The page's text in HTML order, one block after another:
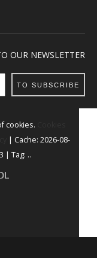
OUR NEWSLETTER
TO SUBSCRIBE
cookies.
| Cache: 2026-08-
| Tag: ..